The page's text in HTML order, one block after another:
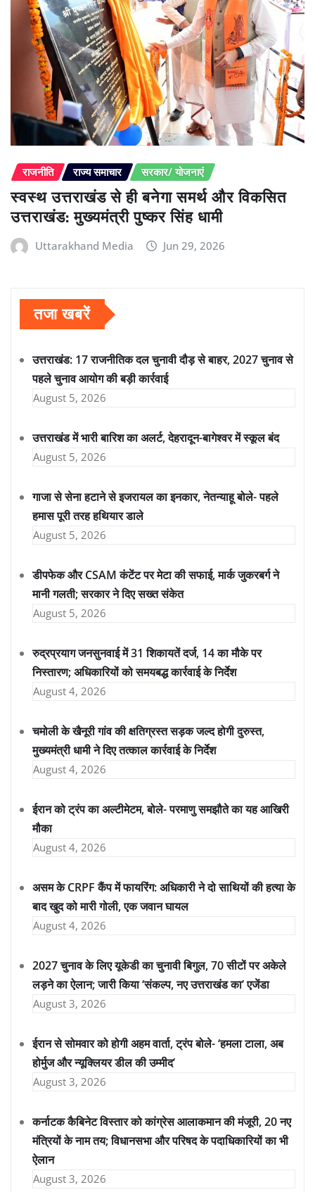
राजनीति राज्य समाचार सरकार/ योजनाएं
स्वस्थ उत्तराखंड से ही बनेगा समर्थ और विकसित
उत्तराखंड: मुख्यमंत्री पुष्कर सिंह धामी
Uttarakhand Media Jun 29, 2026
तजा खबरें
उत्तराखंड: 17 राजनीतिक दल चुनावी दौड़ से बाहर, 2027 चुनाव से
पहले चुनाव आयोग की बड़ी कार्रवाई
August 5, 2026
उत्तराखंड में भारी बारिश का अलर्ट, देहरादून-बागेश्वर में स्कूल बंद
August 5, 2026
गाजा से सेना हटाने से इजरायल का इनकार, नेतन्याहू बोले- पहले
हमास पूरी तरह हथियार डाले
August 5, 2026
डीपफेक और CSAM कंटेंट पर मेटा की सफाई, मार्क जुकरबर्ग ने
मानी गलती; सरकार ने दिए सख्त संकेत
August 5, 2026
रुद्रप्रयाग जनसुनवाई में 31 शिकायतें दर्ज, 14 का मौके पर
निस्तारण; अधिकारियों को समयबद्ध कार्रवाई के निर्देश
August 4, 2026
चमोली के खैनूरी गांव की क्षतिग्रस्त सड़क जल्द होगी दुरुस्त,
मुख्यमंत्री धामी ने दिए तत्काल कार्रवाई के निर्देश
August 4, 2026
ईरान को ट्रंप का अल्टीमेटम, बोले- परमाणु समझौते का यह आखिरी
मौका
August 4, 2026
असम के CRPF कैंप में फायरिंग: अधिकारी ने दो साथियों की हत्या के
बाद खुद को मारी गोली, एक जवान घायल
August 4, 2026
2027 चुनाव के लिए यूकेडी का चुनावी बिगुल, 70 सीटों पर अकेले
लड़ने का ऐलान; जारी किया ‘संकल्प, नए उत्तराखंड का’ एजेंडा
August 3, 2026
ईरान से सोमवार को होगी अहम वार्ता, ट्रंप बोले- ‘हमला टाला, अब
होर्मुज और न्यूक्लियर डील की उम्मीद’
August 3, 2026
कर्नाटक कैबिनेट विस्तार को कांग्रेस आलाकमान की मंजूरी, 20 नए
मंत्रियों के नाम तय; विधानसभा और परिषद के पदाधिकारियों का भी
ऐलान
August 3, 2026